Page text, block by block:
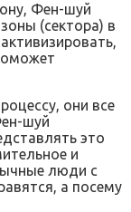
Фен-шуй
(сектора) в
они все
шуй
это
и
люди с
а посему